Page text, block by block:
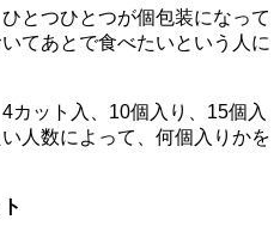
とつひとつが個包装になって
てあとで食べたいという人に
カット入、10個入り、15個入
人数によって、何個入りかを